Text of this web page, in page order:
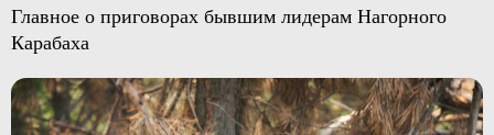
Главное о приговорах бывшим лидерам Нагорного
Карабаха